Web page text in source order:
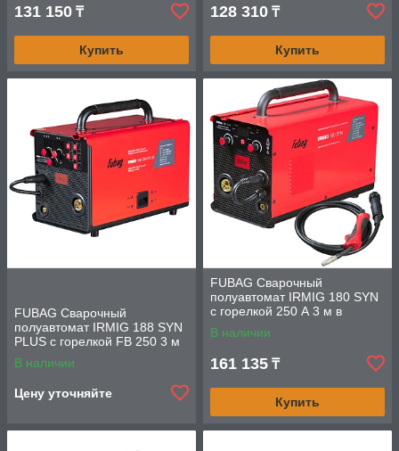
131 150 ₸
Купить
128 310 ₸
Купить
FUBAG Сварочный
полуавтомат IRMIG 188 SYN
PLUS c горелкой FB 250 3 м
В наличии
Цену уточняйте
FUBAG Сварочный
полуавтомат IRMIG 180 SYN
с горелкой 250 А 3 м в
комплекте
В наличии
161 135 ₸
Купить